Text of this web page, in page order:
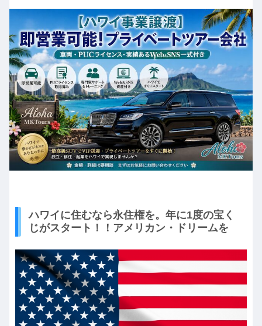
ハワイに住むなら永住権を。年に1度の宝く
じがスタート！！アメリカン・ドリームを